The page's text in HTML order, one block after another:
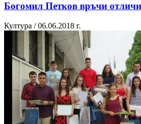
Богомил Петков връчи
Култура / 06.06.2018 г.